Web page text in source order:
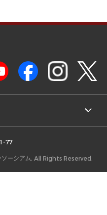
77
ーシアム, All Rights Reserved.